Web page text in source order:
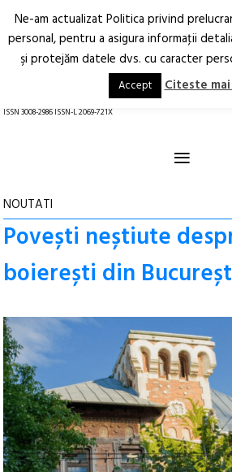
Arhitectură.
Oraș.
ISSN 3008-2986 ISSN-L 2069-721X
≡
NOUTATI
Povești neștiute
boierești din
Ne-am actualizat Politica privind
personal, pentru a asigura informaţii
şi protejăm datele dvs. cu caracter
Accept Citeste